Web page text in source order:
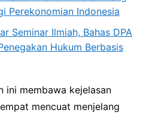
Perekonomian Indonesia
Seminar Ilmiah, Bahas DPA
Hukum Berbasis
ini membawa kejelasan
mencuat menjelang